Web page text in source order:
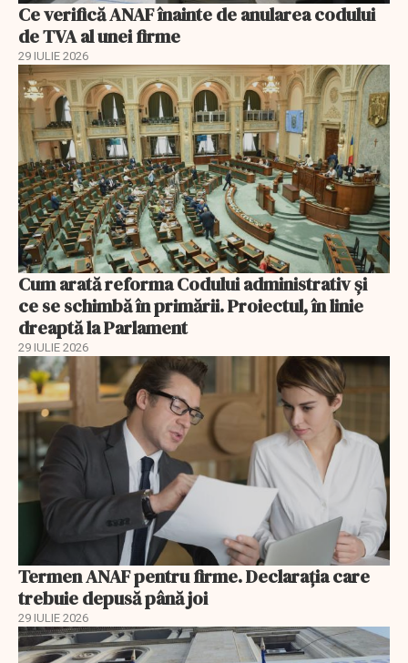
Ce verifică ANAF înainte de anularea codului
de TVA al unei firme
29 IULIE 2026
Cum arată reforma Codului administrativ și
ce se schimbă în primării. Proiectul, în linie
dreaptă la Parlament
29 IULIE 2026
Termen ANAF pentru firme. Declarația care
trebuie depusă până joi
29 IULIE 2026